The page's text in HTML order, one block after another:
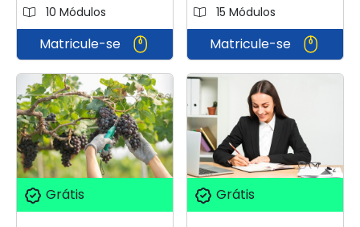
10 Módulos
Matricule-se
15 Módulos
Matricule-se
Grátis Grátis